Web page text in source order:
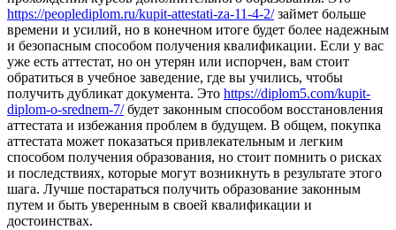
https://peoplediplom.ru/kupit-attestati-za-11-4-2/займет больше
времени и усилий, но в конечном итоге будет более надежным
и безопасным способом получения квалификации. Если у вас
уже есть аттестат, но он утерян или испорчен, вам стоит
обратиться в учебное заведение, где вы учились, чтобы
получить дубликат документа. Это https://diplom5.com/kupit-
diplom-o-srednem-7/будет законным способом восстановления
аттестата и избежания проблем в будущем. В общем, покупка
аттестата может показаться привлекательным и легким
способом получения образования, но стоит помнить о рисках
и последствиях, которые могут возникнуть в результате этого
шага. Лучше постараться получить образование законным
путем и быть уверенным в своей квалификации и
достоинствах.